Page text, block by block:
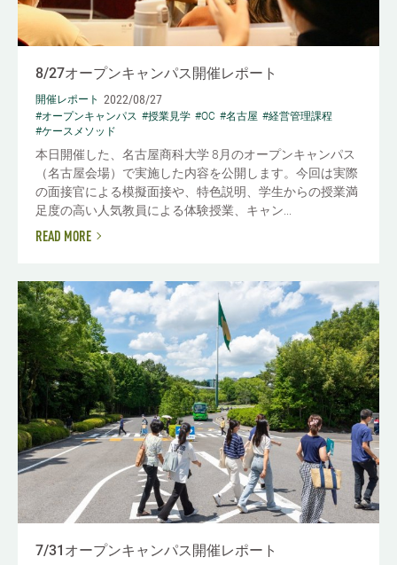
8/27オープンキャンパス開催レポート
開催レポート 2022/08/27
#オープンキャンパス #授業見学 #OC #名古屋 #経営管理課程
#ケースメソッド
本日開催した、名古屋商科大学 8月のオープンキャンパス
（名古屋会場）で実施した内容を公開します。今回は実際
の面接官による模擬面接や、特色説明、学生からの授業満
足度の高い人気教員による体験授業、キャン...
READ MORE
7/31オープンキャンパス開催レポート